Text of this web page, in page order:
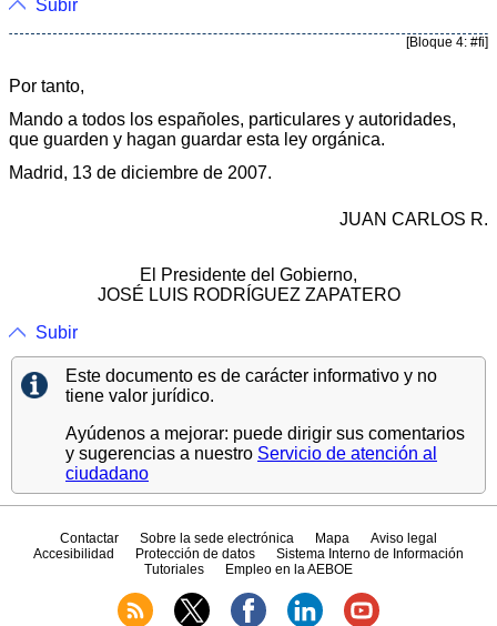
Subir
[Bloque 4: #fi]
Por tanto,
Mando a todos los españoles, particulares y autoridades,
que guarden y hagan guardar esta ley orgánica.
Madrid, 13 de diciembre de 2007.
JUAN CARLOS R.
El Presidente del Gobierno,
JOSÉ LUIS RODRÍGUEZ ZAPATERO
Subir
Este documento es de carácter informativo y no
tiene valor jurídico.
Ayúdenos a mejorar: puede dirigir sus comentarios
y sugerencias a nuestro Servicio de atención al
ciudadano
Contactar Sobre la sede electrónica Mapa
Aviso legal
Accesibilidad
Protección de datos
Sistema Interno de Información
Tutoriales
Empleo en la AEBOE